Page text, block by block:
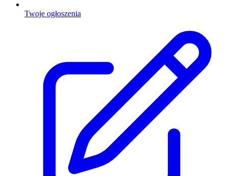
Twoje ogłoszenia